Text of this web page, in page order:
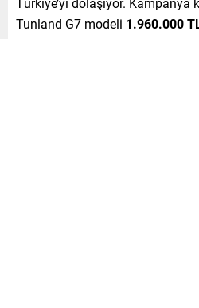
Tunland G7 modeli 1.960.000